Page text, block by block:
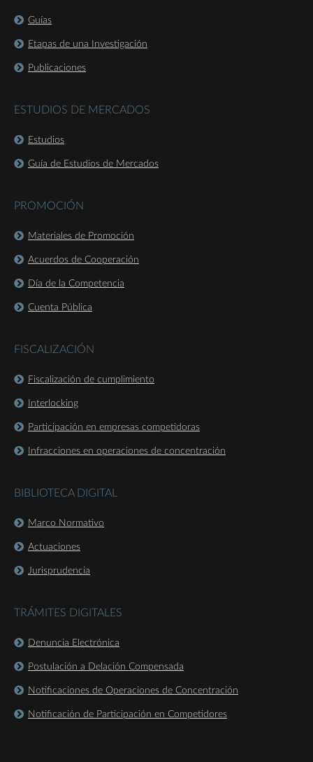
Guías
Etapas de una Investigación
Publicaciones
ESTUDIOS DE MERCADOS
Estudios
Guía de Estudios de Mercados
PROMOCIÓN
Materiales de Promoción
Acuerdos de Cooperación
Día de la Competencia
Cuenta Pública
FISCALIZACIÓN
Fiscalización de cumplimiento
Interlocking
Participación en empresas competidoras
Infracciones en operaciones de concentración
BIBLIOTECA DIGITAL
Marco Normativo
Actuaciones
Jurisprudencia
TRÁMITES DIGITALES
Denuncia Electrónica
Postulación a Delación Compensada
Notificaciones de Operaciones de Concentración
Notificación de Participación en Competidores